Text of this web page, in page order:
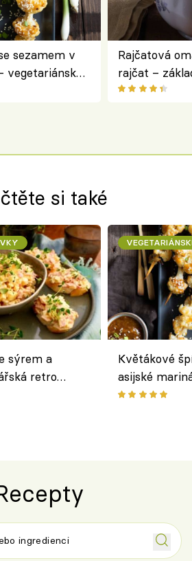
sezamem v
vegetariánská
Rajčatová
rajčat –
si také
sýrem a
retro
Květákové
asijské
chuťovka z